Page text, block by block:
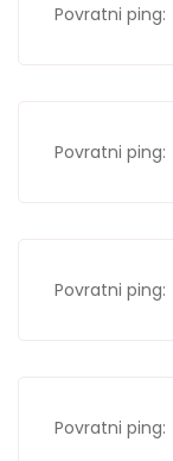
Povratni ping:
Povratni ping:
Povratni ping:
Povratni ping: